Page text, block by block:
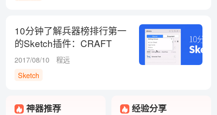
10分钟了解兵器榜排行第一
的Sketch插件：CRAFT
2017/08/10
程远
Sketch
神器推荐 经验分享